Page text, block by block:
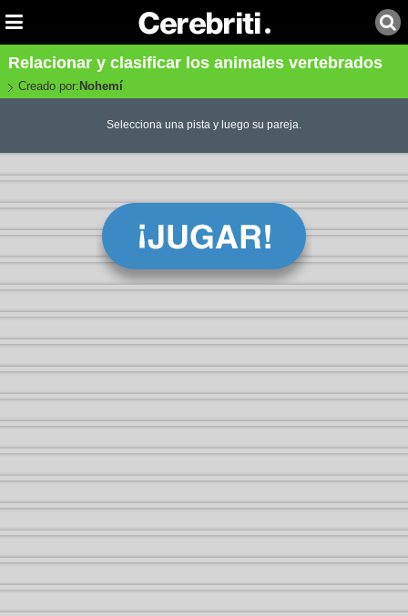
Relacionar y clasificar los animales vertebrados
Creado por: Nohemí
Selecciona una pista y luego su pareja.